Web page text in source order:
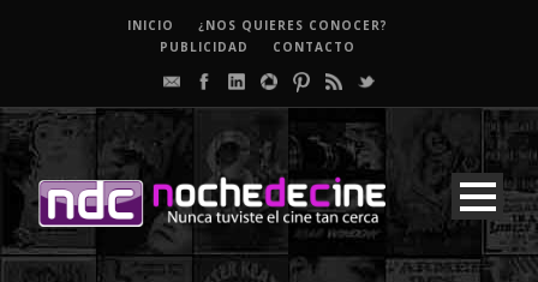
INICIO
¿NOS QUIERES CONOCER?
PUBLICIDAD
CONTACTO